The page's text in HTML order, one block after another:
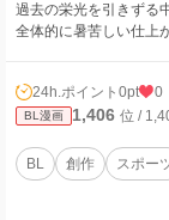
過去の栄光を引きずる
全体的に暑苦しい仕上
24h.ポイント 0pt 0
BL漫画 1,406 位 /
BL 創作 スポー